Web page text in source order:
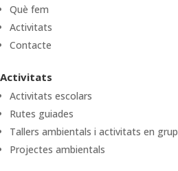
Què fem
Activitats
Contacte
Activitats
Activitats escolars
Rutes guiades
Tallers ambientals i activitats en grup
Projectes ambientals